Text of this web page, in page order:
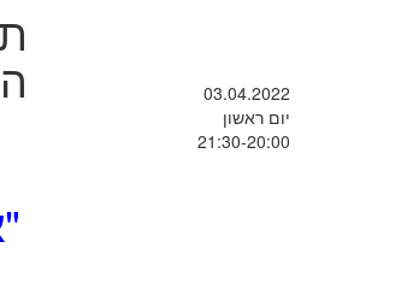
03.04.2022
יום ראשון
21:30-20:00